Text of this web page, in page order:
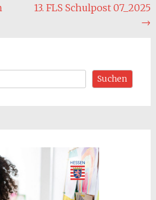
13. FLS Schulpost 07_2025
→
Suchen